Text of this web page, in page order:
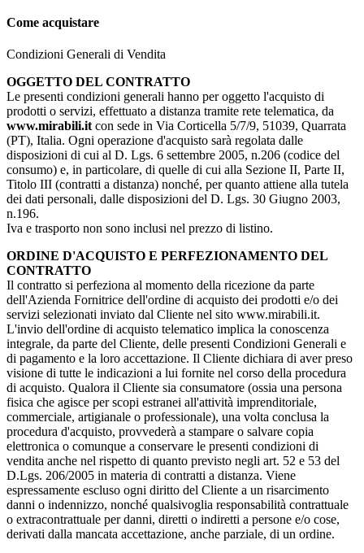
Come acquistare
Condizioni Generali di Vendita
OGGETTO DEL CONTRATTO
Le presenti condizioni generali hanno per oggetto l'acquisto di
prodotti o servizi, effettuato a distanza tramite rete telematica, da
www.mirabili.it con sede in Via Corticella 5/7/9, 51039, Quarrata
(PT), Italia. Ogni operazione d'acquisto sarà regolata dalle
disposizioni di cui al D. Lgs. 6 settembre 2005, n.206 (codice del
consumo) e, in particolare, di quelle di cui alla Sezione II, Parte II,
Titolo III (contratti a distanza) nonché, per quanto attiene alla tutela
dei dati personali, dalle disposizioni del D. Lgs. 30 Giugno 2003,
n.196.
Iva e trasporto non sono inclusi nel prezzo di listino.
ORDINE D'ACQUISTO E PERFEZIONAMENTO DEL
CONTRATTO
Il contratto si perfeziona al momento della ricezione da parte
dell'Azienda Fornitrice dell'ordine di acquisto dei prodotti e/o dei
servizi selezionati inviato dal Cliente nel sito www.mirabili.it.
L'invio dell'ordine di acquisto telematico implica la conoscenza
integrale, da parte del Cliente, delle presenti Condizioni Generali e
di pagamento e la loro accettazione. Il Cliente dichiara di aver preso
visione di tutte le indicazioni a lui fornite nel corso della procedura
di acquisto. Qualora il Cliente sia consumatore (ossia una persona
fisica che agisce per scopi estranei all'attività imprenditoriale,
commerciale, artigianale o professionale), una volta conclusa la
procedura d'acquisto, provvederà a stampare o salvare copia
elettronica o comunque a conservare le presenti condizioni di
vendita anche nel rispetto di quanto previsto negli art. 52 e 53 del
D.Lgs. 206/2005 in materia di contratti a distanza. Viene
espressamente escluso ogni diritto del Cliente a un risarcimento
danni o indennizzo, nonché qualsivoglia responsabilità contrattuale
o extracontrattuale per danni, diretti o indiretti a persone e/o cose,
derivati dalla mancata accettazione, anche parziale, di un ordine.